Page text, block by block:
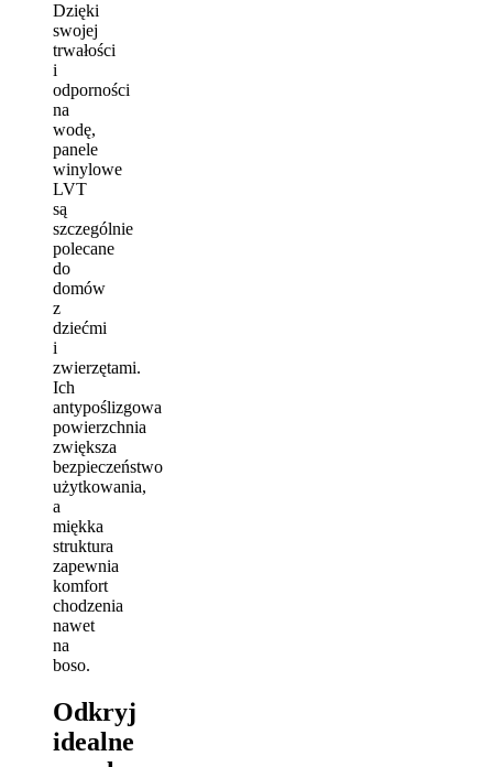
Dzięki
swojej
trwałości
i
odporności
na
wodę,
panele
winylowe
LVT
są
szczególnie
polecane
do
domów
z
dziećmi
i
zwierzętami.
Ich
antypoślizgowa
powierzchnia
zwiększa
bezpieczeństwo
użytkowania,
a
miękka
struktura
zapewnia
komfort
chodzenia
nawet
na
boso.
Odkryj
idealne